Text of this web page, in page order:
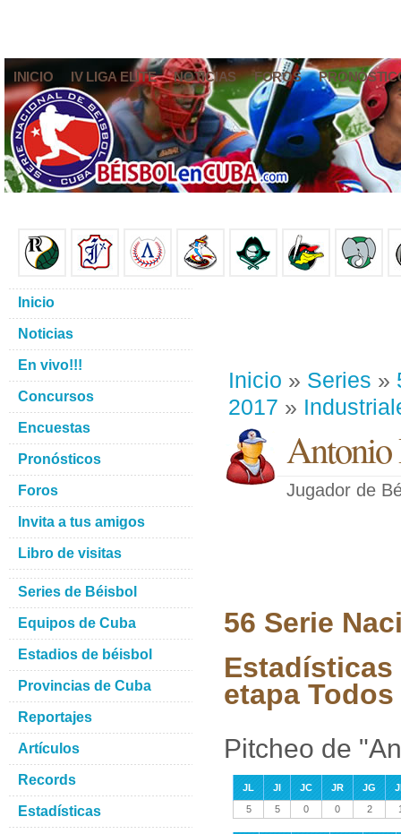
INICIO IV LIGA ELITE NOTICIAS FOROS
Inicio » Series »
2017 »
Antonio
Jugador de
56 Serie
etapa
Pitcheo de
JL JI JC JR JG
5
5 0 0 2
Inicio
Noticias
En vivo!!!
Concursos
Encuestas
Pronósticos
Foros
Invita a tus amigos
Libro de visitas
Series de Béisbol
Equipos de Cuba
Estadios de béisbol
Provincias de Cuba
Reportajes
Artículos
Records
Estadísticas